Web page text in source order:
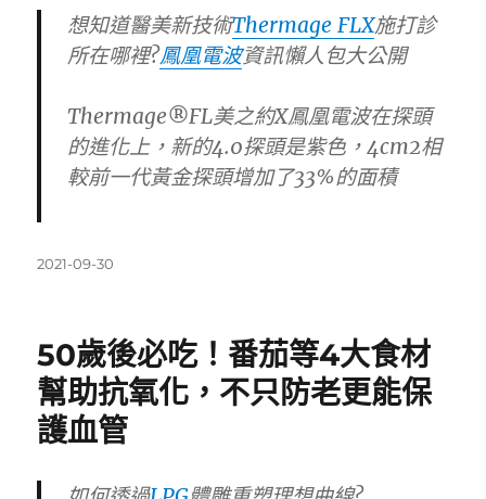
想知道醫美新技術Thermage FLX施打診
所在哪裡?鳳凰電波資訊懶人包大公開
Thermage®FL美之約X鳳凰電波在探頭
的進化上，新的4.0探頭是紫色，4cm2相
較前一代黃金探頭增加了33%的面積
發
2021-09-30
50歲後必吃！番茄等4大食材
幫助抗氧化，不只防老更能保
護血管